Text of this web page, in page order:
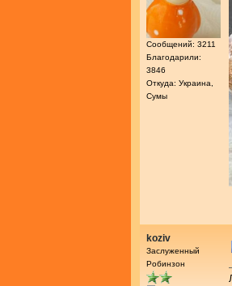
Сообщений: 3211
Благодарили:
3846
Откуда: Украина,
Сумы
koziv
Заслуженный
Робинзон